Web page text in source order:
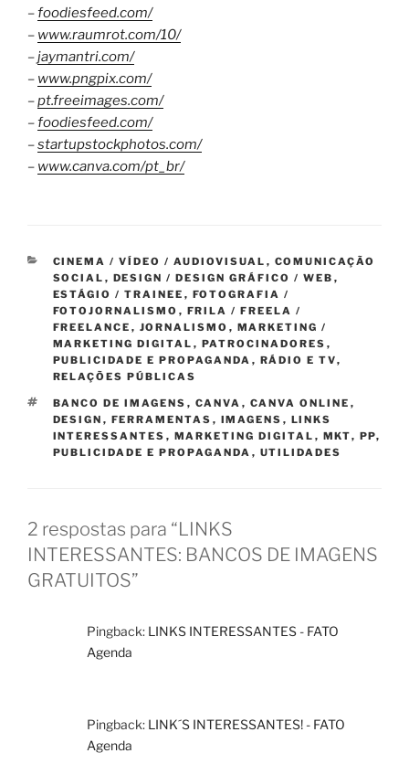
–foodiesfeed.com/
– www.raumrot.com/10/
–jaymantri.com/
– www.pngpix.com/
–pt.freeimages.com/
–foodiesfeed.com/
–startupstockphotos.com/
– www.canva.com/pt_br/
CATEGORIAS
CINEMA / VÍDEO / AUDIOVISUAL , COMUNICAÇÃO
SOCIAL , DESIGN / DESIGN GRÁFICO / WEB ,
ESTÁGIO / TRAINEE , FOTOGRAFIA /
FOTOJORNALISMO , FRILA / FREELA /
FREELANCE , JORNALISMO , MARKETING /
MARKETING DIGITAL , PATROCINADORES ,
PUBLICIDADE E PROPAGANDA , RÁDIO E TV,
RELAÇÕES PÚBLICAS
TAGS
BANCO DE IMAGENS , CANVA , CANVA ONLINE ,
DESIGN , FERRAMENTAS , IMAGENS , LINKS
INTERESSANTES , MARKETING DIGITAL , MKT, PP,
PUBLICIDADE E PROPAGANDA , UTILIDADES
2 respostas para “LINKS
INTERESSANTES: BANCOS DE IMAGENS
GRATUITOS”
Pingback: LINKS INTERESSANTES - FATO
Agenda
Pingback: LINK´S INTERESSANTES! - FATO
Agenda